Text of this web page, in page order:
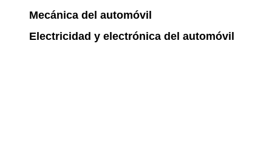
Mecánica del automóvil
Electricidad y electrónica del automóvil